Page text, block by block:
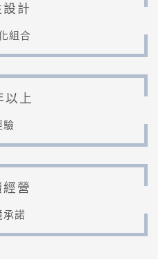
計
組合
以上
驗
營
承諾